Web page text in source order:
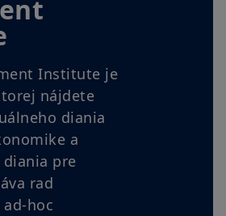
Institute je
nájdete
diania
a
pre
rad
hoc